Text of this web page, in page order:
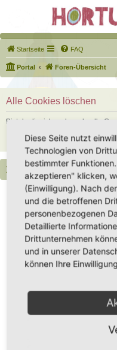
Startseite FAQ
Portal Foren-Übersicht
Alle Cookies löschen
Bist du dir sicher, dass du alle
Copyright - Hortus-
Impressum |Datenschutz|
Diese Seite nutzt
Technologien von
bestimmter
akzeptieren" klicken,
(Einwilligung). Nach
und die betroffenen
personenbezogenen
Detaillierte
Drittunternehmen
und in unserer
können Ihre